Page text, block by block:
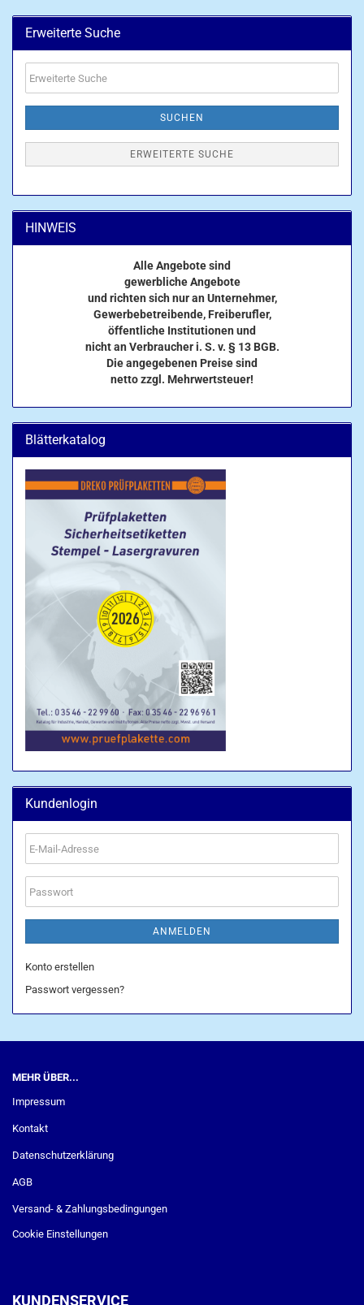
Erweiterte Suche
Suche
SUCHEN
ERWEITERTE SUCHE
HINWEIS
Alle Angebote sind
gewerbliche Angebote
und richten sich nur an Unternehmer,
Gewerbebetreibende, Freiberufler,
öffentliche Institutionen und
nicht an Verbraucher i. S. v. § 13 BGB.
Die angegebenen Preise sind
netto zzgl. Mehrwertsteuer!
Blätterkatalog
Kundenlogin
E-
Mail-
Adresse
Passwort
ANMELDEN
Konto erstellen
Passwort vergessen?
MEHR ÜBER...
Impressum
Kontakt
Datenschutzerklärung
AGB
Versand- & Zahlungsbedingungen
Cookie Einstellungen
KUNDENSERVICE